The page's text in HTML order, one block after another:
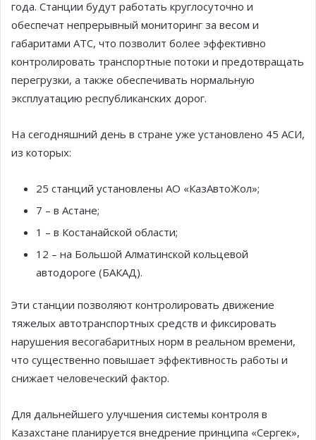
года. Станции будут работать круглосуточно и
обеспечат непрерывный мониторинг за весом и
габаритами АТС, что позволит более эффективно
контролировать транспортные потоки и предотвращать
перегрузки, а также обеспечивать нормальную
эксплуатацию республиканских дорог.
На сегодняшний день в стране уже установлено 45 АСИ,
из которых:
25 станций установлены АО «КазАвтоЖол»;
7 – в Астане;
1 – в Костанайской области;
12 – на Большой Алматинской кольцевой
автодороге (БАКАД).
Эти станции позволяют контролировать движение
тяжелых автотранспортных средств и фиксировать
нарушения весогабаритных норм в реальном времени,
что существенно повышает эффективность работы и
снижает человеческий фактор.
Для дальнейшего улучшения системы контроля в
Казахстане планируется внедрение принципа «Сергек»,